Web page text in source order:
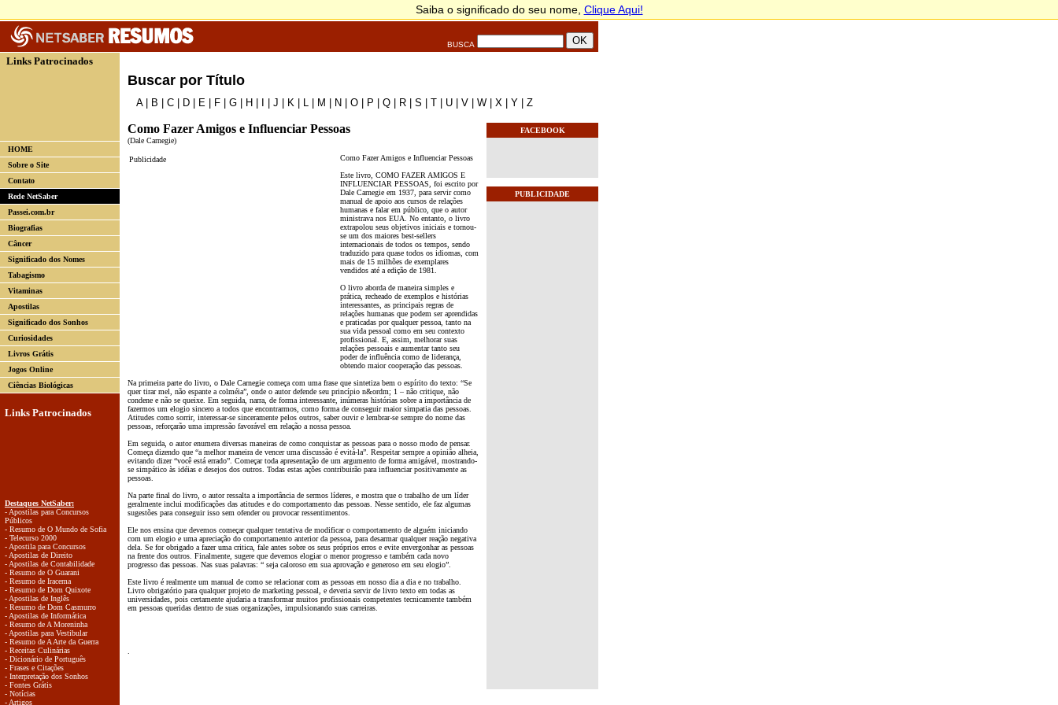
BUSCA
Links Patrocinados
HOME
Sobre o Site
Contato
Rede NetSaber
Passei.com.br
Biografias
Câncer
Significado dos Nomes
Tabagismo
Vitaminas
Apostilas
Significado dos Sonhos
Curiosidades
Livros Grátis
Jogos Online
Ciências Biológicas
Links Patrocinados
Destaques NetSaber:
- Apostilas para Concursos
Públicos
- Resumo de O Mundo de Sofia
- Telecurso 2000
- Apostila para Concursos
- Apostilas de Direito
- Apostilas de Contabilidade
- Resumo de O Guarani
- Resumo de Iracema
- Resumo de Dom Quixote
- Apostilas de Inglês
- Resumo de Dom Casmurro
- Apostilas de Informática
- Resumo de A Moreninha
- Apostilas para Vestibular
- Resumo de A Arte da Guerra
- Receitas Culinárias
- Dicionário de Português
- Frases e Citações
- Interpretação dos Sonhos
- Fontes Grátis
- Notícias
- Artigos
Buscar por Título
A| B C D E F G H J K L M N O P Q R S T U V W X Y Z
Como Fazer Amigos e Influenciar Pessoas
(Dale Carnegie)
Publicidade
Como Fazer Amigos e Influenciar Pessoas
Este livro, COMO FAZER AMIGOS E
INFLUENCIAR PESSOAS, foi escrito por
Dale Carnegie em 1937, para servir como
manual de apoio aos cursos de relações
humanas e falar em público, que o autor
ministrava nos EUA. No entanto, o livro
extrapolou seus objetivos iniciais e tornou-
se um dos maiores best-sellers
internacionais de todos os tempos, sendo
traduzido para quase todos os idiomas, com
mais de 15 milhões de exemplares
vendidos até a edição de 1981.
O livro aborda de maneira simples e
prática, recheado de exemplos e histórias
interessantes, as principais regras de
relações humanas que podem ser aprendidas
e praticadas por qualquer pessoa, tanto na
sua vida pessoal como em seu contexto
profissional. E, assim, melhorar suas
relações pessoais e aumentar tanto seu
poder de influência como de liderança,
obtendo maior cooperação das pessoas.
Na primeira parte do livro, o Dale Carnegie começa com uma frase que sintetiza bem o espírito do texto: “Se
quer tirar mel, não espante a colméia”, onde o autor defende seu princípio n&ordm; 1 – não critique, não
condene e não se queixe. Em seguida, narra, de forma interessante, inúmeras histórias sobre a importância de
fazermos um elogio sincero a todos que encontrarmos, como forma de conseguir maior simpatia das pessoas.
Atitudes como sorrir, interessar-se sinceramente pelos outros, saber ouvir e lembrar-se sempre do nome das
pessoas, reforçarão uma impressão favorável em relação a nossa pessoa.
Em seguida, o autor enumera diversas maneiras de como conquistar as pessoas para o nosso modo de pensar.
Começa dizendo que “a melhor maneira de vencer uma discussão é evitá-la”. Respeitar sempre a opinião alheia,
evitando dizer “você está errado”. Começar toda apresentação de um argumento de forma amigável, mostrando-
se simpático às idéias e desejos dos outros. Todas estas ações contribuirão para influenciar positivamente as
pessoas.
Na parte final do livro, o autor ressalta a importância de sermos líderes, e mostra que o trabalho de um líder
geralmente inclui modificações das atitudes e do comportamento das pessoas. Nesse sentido, ele faz algumas
sugestões para conseguir isso sem ofender ou provocar ressentimentos.
Ele nos ensina que devemos começar qualquer tentativa de modificar o comportamento de alguém iniciando
com um elogio e uma apreciação do comportamento anterior da pessoa, para desarmar qualquer reação negativa
dela. Se for obrigado a fazer uma critica, fale antes sobre os seus próprios erros e evite envergonhar as pessoas
na frente dos outros. Finalmente, sugere que devemos elogiar o menor progresso e também cada novo
progresso das pessoas. Nas suas palavras: “ seja caloroso em sua aprovação e generoso em seu elogio”.
Este livro é realmente um manual de como se relacionar com as pessoas em nosso dia a dia e no trabalho.
Livro obrigatório para qualquer projeto de marketing pessoal, e deveria servir de livro texto em todas as
universidades, pois certamente ajudaria a transformar muitos profissionais competentes tecnicamente também
em pessoas queridas dentro de suas organizações, impulsionando suas carreiras.
FACEBOOK
PUBLICIDADE